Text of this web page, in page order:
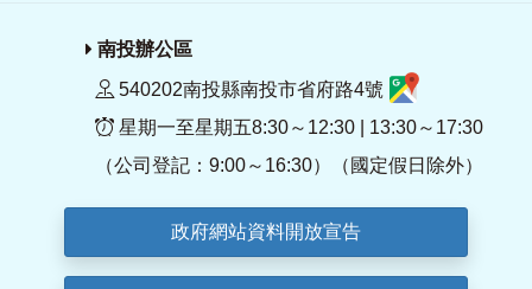
南投辦公區
540202南投縣南投市省府路4號
星期一至星期五8:30～12:30 | 13:30～17:30
（公司登記：9:00～16:30）（國定假日除外）
政府網站資料開放宣告